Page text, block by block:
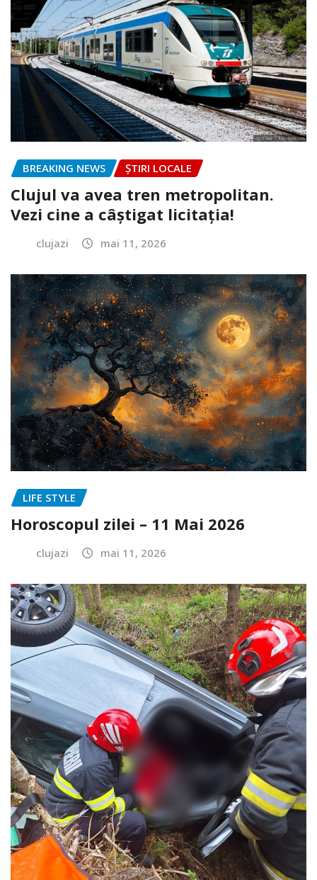
BREAKING NEWS ȘTIRI LOCALE
Clujul va avea tren metropolitan.
Vezi cine a câștigat licitația!
clujazi mai 11, 2026
LIFE STYLE
Horoscopul zilei – 11 Mai 2026
clujazi mai 11, 2026